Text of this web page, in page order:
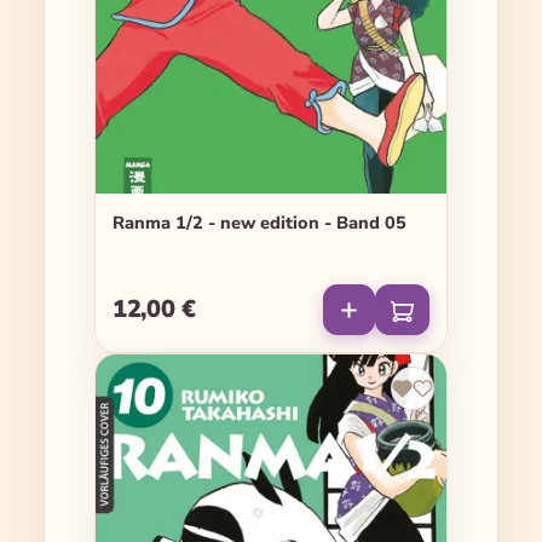
Ranma 1/2 - new edition - Band 05
Regulärer Preis:
12,00 €